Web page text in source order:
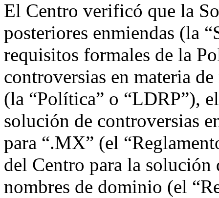
El Centro verificó que la
posteriores enmiendas (la
requisitos formales de la
controversias en materia
(la “Política” o “LDRP”),
solución de controversias
para “.MX” (el
del Centro para la solución
nombres de dominio (el